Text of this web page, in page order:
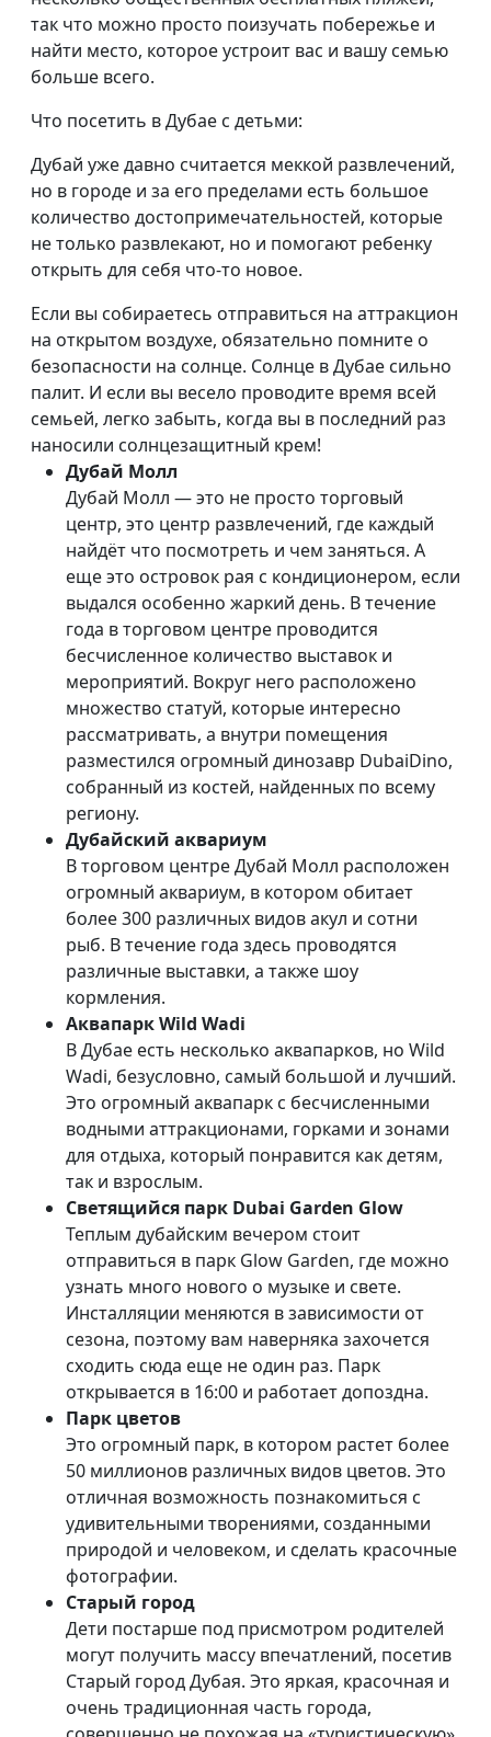
так что можно просто поизучать побережье и
найти место, которое устроит вас и вашу семью
больше всего.
Что посетить в Дубае с детьми:
Дубай уже давно считается меккой развлечений,
но в городе и за его пределами есть большое
количество достопримечательностей, которые
не только развлекают, но и помогают ребенку
открыть для себя что-то новое.
Если вы собираетесь отправиться на аттракцион
на открытом воздухе, обязательно помните о
безопасности на солнце. Солнце в Дубае сильно
палит. И если вы весело проводите время всей
семьей, легко забыть, когда вы в последний раз
наносили солнцезащитный крем!
Дубай Молл
Дубай Молл — это не просто торговый
центр, это центр развлечений, где каждый
найдёт что посмотреть и чем заняться. А
еще это островок рая с кондиционером, если
выдался особенно жаркий день. В течение
года в торговом центре проводится
бесчисленное количество выставок и
мероприятий. Вокруг него расположено
множество статуй, которые интересно
рассматривать, а внутри помещения
разместился огромный динозавр DubaiDino,
собранный из костей, найденных по всему
региону.
Дубайский аквариум
В торговом центре Дубай Молл расположен
огромный аквариум, в котором обитает
более 300 различных видов акул и сотни
рыб. В течение года здесь проводятся
различные выставки, а также шоу
кормления.
Аквапарк Wild Wadi
В Дубае есть несколько аквапарков, но Wild
Wadi, безусловно, самый большой и лучший.
Это огромный аквапарк с бесчисленными
водными аттракционами, горками и зонами
для отдыха, который понравится как детям,
так и взрослым.
Светящийся парк Dubai Garden Glow
Теплым дубайским вечером стоит
отправиться в парк Glow Garden, где можно
узнать много нового о музыке и свете.
Инсталляции меняются в зависимости от
сезона, поэтому вам наверняка захочется
сходить сюда еще не один раз. Парк
открывается в 16:00 и работает допоздна.
Парк цветов
Это огромный парк, в котором растет более
50 миллионов различных видов цветов. Это
отличная возможность познакомиться с
удивительными творениями, созданными
природой и человеком, и сделать красочные
фотографии.
Старый город
Дети постарше под присмотром родителей
могут получить массу впечатлений, посетив
Старый город Дубая. Это яркая, красочная и
очень традиционная часть города,